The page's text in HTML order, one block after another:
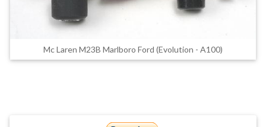
Mc Laren M23B Marlboro Ford (Evolution - A100)